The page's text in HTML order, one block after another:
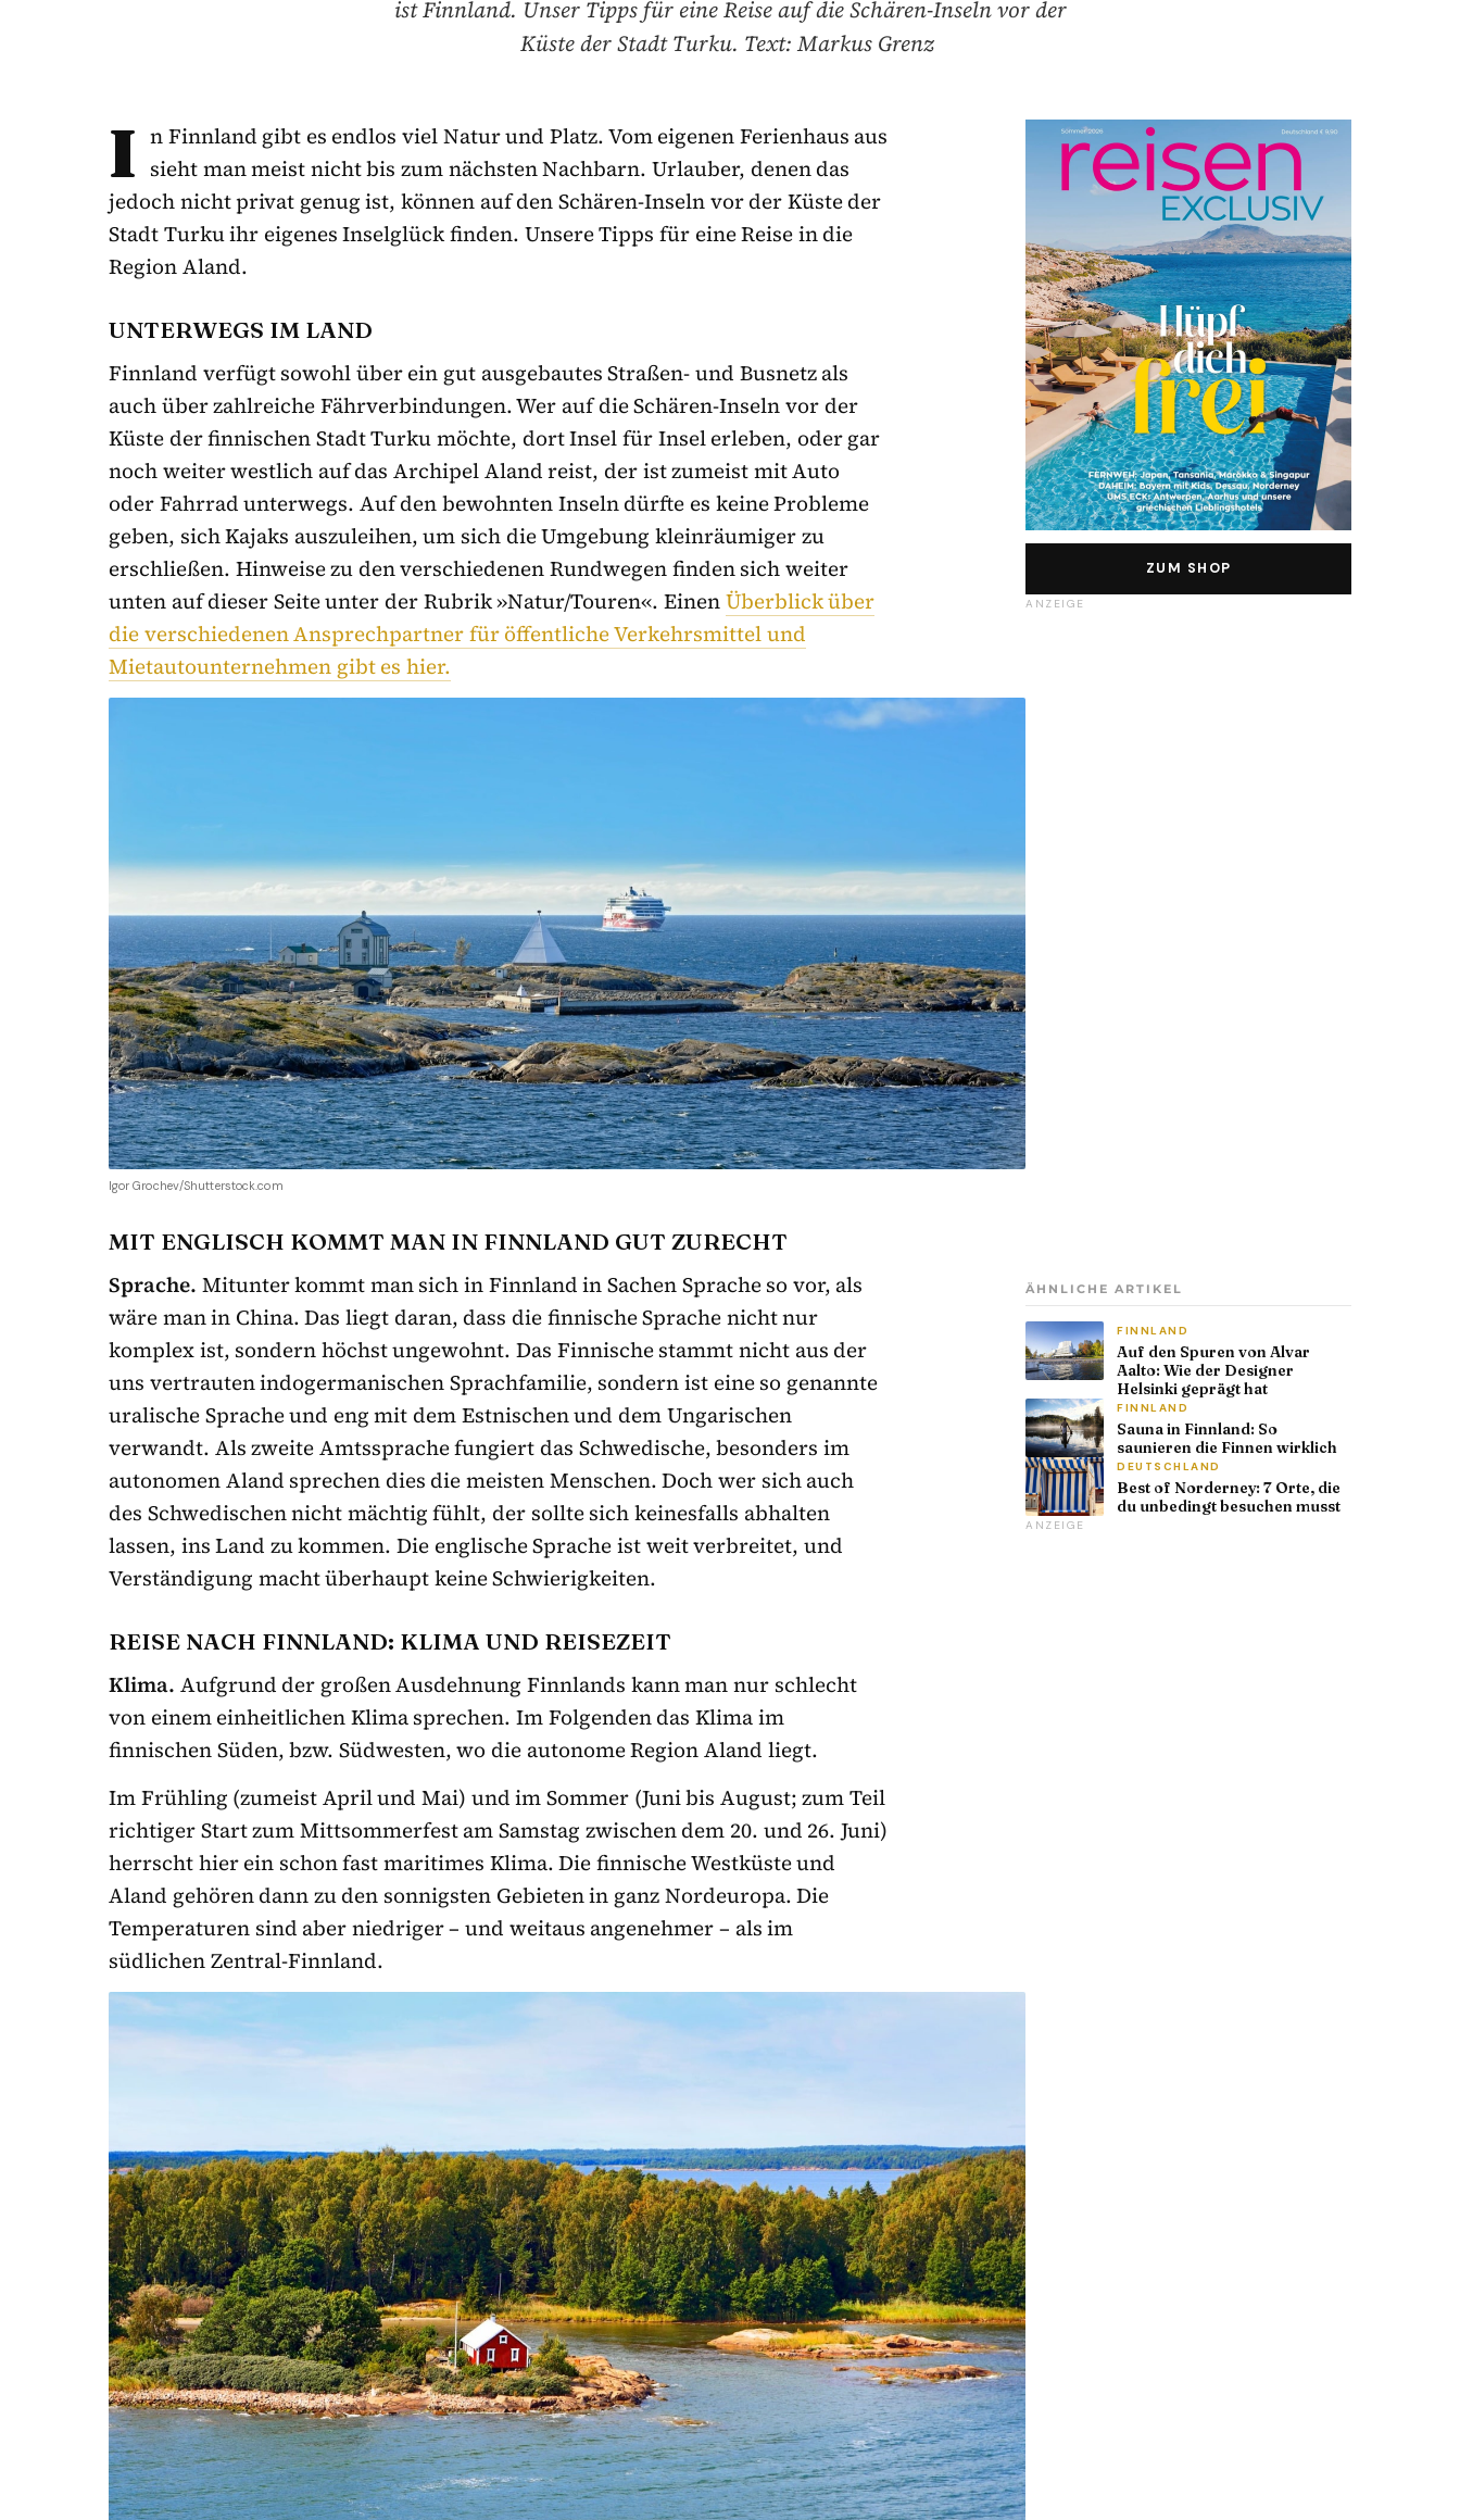
ist Finnland. Unser Tipps für eine Reise auf die Schären-Inseln vor der
Küste der Stadt Turku. Text: Markus Grenz
I n Finnland gibt es endlos viel Natur und Platz. Vom eigenen Ferienhaus aus
sieht man meist nicht bis zum nächsten Nachbarn. Urlauber, denen das
jedoch nicht privat genug ist, können auf den Schären-Inseln vor der Küste der
Stadt Turku ihr eigenes Inselglück finden. Unsere Tipps für eine Reise in die
Region Aland.
UNTERWEGS IM LAND
Finnland verfügt sowohl über ein gut ausgebautes Straßen- und Busnetz als
auch über zahlreiche Fährverbindungen. Wer auf die Schären-Inseln vor der
Küste der finnischen Stadt Turku möchte, dort Insel für Insel erleben, oder gar
noch weiter westlich auf das Archipel Aland reist, der ist zumeist mit Auto
oder Fahrrad unterwegs. Auf den bewohnten Inseln dürfte es keine Probleme
geben, sich Kajaks auszuleihen, um sich die Umgebung kleinräumiger zu
erschließen. Hinweise zu den verschiedenen Rundwegen finden sich weiter
unten auf dieser Seite unter der Rubrik »Natur/Touren«. EinenÜberblick über
die verschiedenen Ansprechpartner für öffentliche Verkehrsmittel und
Mietautounternehmen gibt es hier.
Igor Grochev/Shutterstock.com
MIT ENGLISCH KOMMT MAN IN FINNLAND GUT ZURECHT
Sprache. Mitunter kommt man sich in Finnland in Sachen Sprache so vor, als
wäre man in China. Das liegt daran, dass die finnische Sprache nicht nur
komplex ist, sondern höchst ungewohnt. Das Finnische stammt nicht aus der
uns vertrauten indogermanischen Sprachfamilie, sondern ist eine so genannte
uralische Sprache und eng mit dem Estnischen und dem Ungarischen
verwandt. Als zweite Amtssprache fungiert das Schwedische, besonders im
autonomen Aland sprechen dies die meisten Menschen. Doch wer sich auch
des Schwedischen nicht mächtig fühlt, der sollte sich keinesfalls abhalten
lassen, ins Land zu kommen. Die englische Sprache ist weit verbreitet, und
Verständigung macht überhaupt keine Schwierigkeiten.
REISE NACH FINNLAND: KLIMA UND REISEZEIT
Klima. Aufgrund der großen Ausdehnung Finnlands kann man nur schlecht
von einem einheitlichen Klima sprechen. Im Folgenden das Klima im
finnischen Süden, bzw. Südwesten, wo die autonome Region Aland liegt.
Im Frühling (zumeist April und Mai) und im Sommer (Juni bis August; zum Teil
richtiger Start zum Mittsommerfest am Samstag zwischen dem 20. und 26. Juni)
herrscht hier ein schon fast maritimes Klima. Die finnische Westküste und
Aland gehören dann zu den sonnigsten Gebieten in ganz Nordeuropa. Die
Temperaturen sind aber niedriger – und weitaus angenehmer – als im
südlichen Zentral-Finnland.
ZUM SHOP
ANZEIGE
ÄHNLICHE ARTIKEL
FINNLAND
Auf den Spuren von Alvar
Aalto: Wie der Designer
Helsinki geprägt hat
FINNLAND
Sauna in Finnland: So
saunieren die Finnen wirklich
DEUTSCHLAND
Best of Norderney: 7 Orte, die
du unbedingt besuchen musst
ANZEIGE